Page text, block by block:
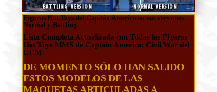
Figuras Hot Toys del Capitán America en sus versiones
Normal y Battling.
Lista Completa Actualizada con Todas las Figuras
Hot Toys MMS de Captain America: Civil War del
UCM
DE MOMENTO SÓLO HAN SALIDO
ESTOS MODELOS DE LAS
MAQUETAS ARTICULADAS A